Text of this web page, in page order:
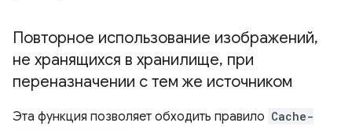
Повторное использование изображений,
не хранящихся в хранилище, при
переназначении с тем же источником
Эта функция позволяет обходить правило Cache-